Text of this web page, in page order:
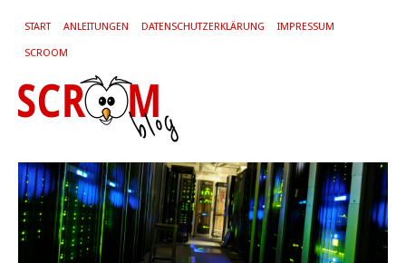
START ANLEITUNGEN DATENSCHUTZERKLÄRUNG IMPRESSUM
SCROOM